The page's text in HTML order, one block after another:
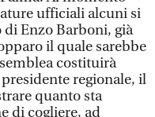
ufficiali alcuni si
di Enzo Barboni, già
il quale sarebbe
costituirà
regionale, il
quanto sta
di cogliere, ad